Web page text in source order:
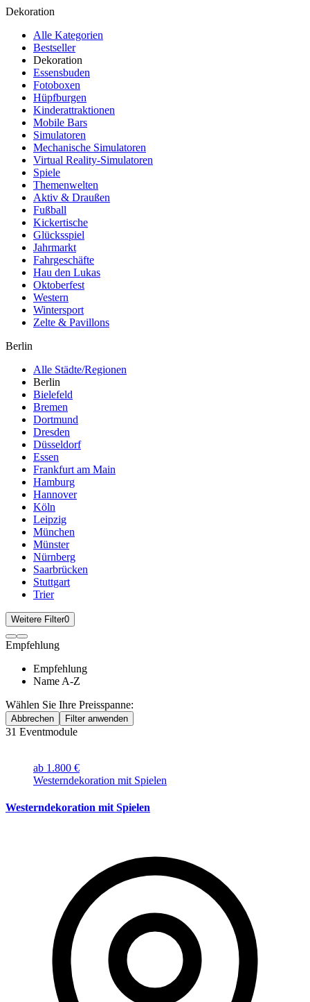
Dekoration
Alle Kategorien
Bestseller
Dekoration
Essensbuden
Fotoboxen
Hüpfburgen
Kinderattraktionen
Mobile Bars
Simulatoren
Mechanische Simulatoren
Virtual Reality-Simulatoren
Spiele
Themenwelten
Aktiv & Draußen
Fußball
Kickertische
Glücksspiel
Jahrmarkt
Fahrgeschäfte
Hau den Lukas
Oktoberfest
Western
Wintersport
Zelte & Pavillons
Berlin
Alle Städte/Regionen
Berlin
Bielefeld
Bremen
Dortmund
Dresden
Düsseldorf
Essen
Frankfurt am Main
Hamburg
Hannover
Köln
Leipzig
München
Münster
Nürnberg
Saarbrücken
Stuttgart
Trier
Weitere Filter0
Empfehlung
Empfehlung
Name A-Z
Wählen Sie Ihre Preisspanne:
Abbrechen Filter anwenden
31 Eventmodule
ab 1.800 €
Westerndekoration mit Spielen
Westerndekoration mit Spielen